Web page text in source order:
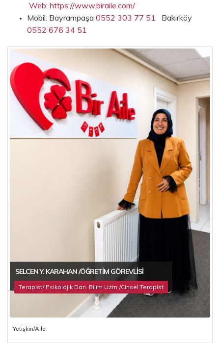
Web: https://www.biraile.com/
Mobil: Bayrampaşa 0552 303 77 51 Bakırköy
0552 676 34 51
SELCEN Y. KARAHAN /ÖĞRETIM GÖREVLISI
Terapist/ Psikolojik Dan. Bilim Uzm./Cinsel Terapist
Yetişkin/Aile